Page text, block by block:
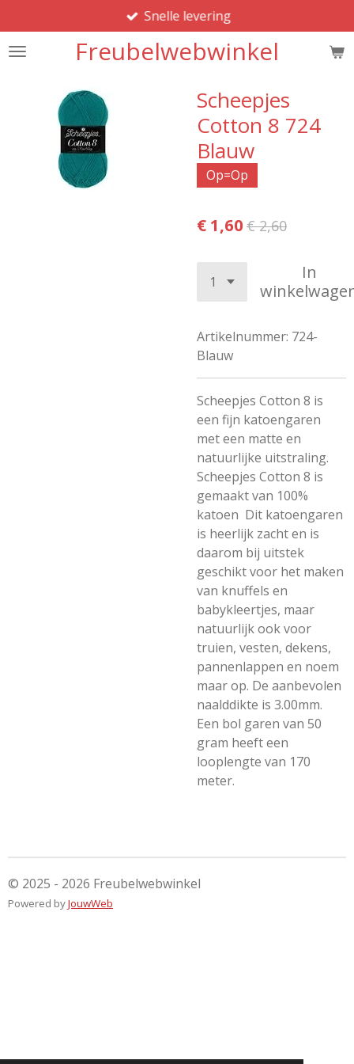
direct
naar
hoofdinhoud
Freubelwebwinkel
Snelle levering
Scheepjes
Cotton 8 724
Blauw
Op=Op
€ 1,60 € 2,60
In
Artikelnummer: 724-
Blauw
Scheepjes Cotton 8 is
een fijn katoengaren
met een matte en
natuurlijke uitstraling.
Scheepjes Cotton 8 is
gemaakt van 100%
katoen Dit katoengaren
is heerlijk zacht en is
daarom bij uitstek
geschikt voor het maken
van knuffels en
babykleertjes, maar
natuurlijk ook voor
truien, vesten, dekens,
pannenlappen en noem
maar op. De aanbevolen
naalddikte is 3.00mm.
Een bol garen van 50
gram heeft een
looplengte van 170
meter.
© 2025 - 2026 Freubelwebwinkel
Powered byJouwWeb